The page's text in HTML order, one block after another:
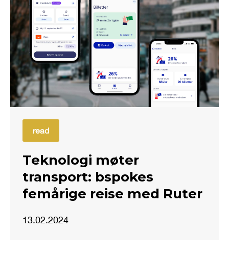
read
Teknologi møter
transport: bspokes
femårige reise med Ruter
13.02.2024